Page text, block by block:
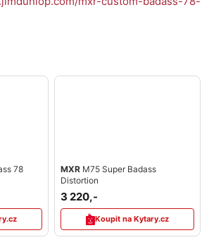
78
MXR M75 Super Badass
Distortion
3 220,-
Koupit na Kytary.cz